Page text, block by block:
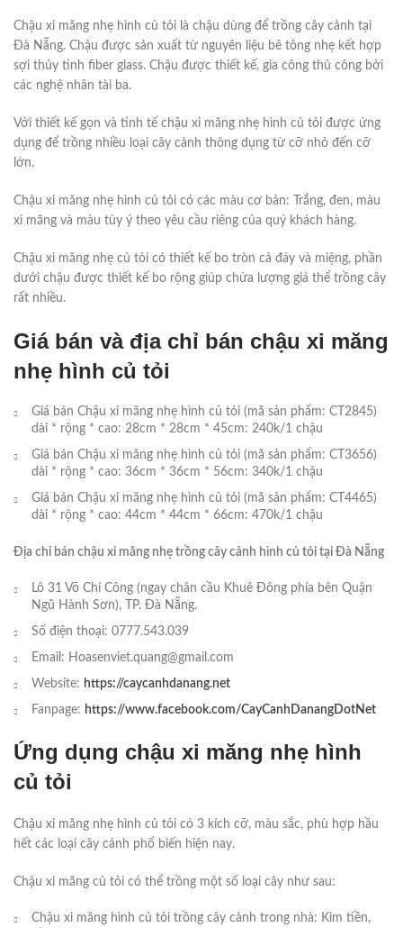
Chậu xi măng nhẹ hình củ tỏi là chậu dùng để trồng cây cảnh tại
Đà Nẵng. Chậu được sản xuất từ nguyên liệu bê tông nhẹ kết hợp
sợi thủy tinh fiber glass. Chậu được thiết kế, gia công thủ công bởi
các nghệ nhân tài ba.
Với thiết kế gọn và tinh tế chậu xi măng nhẹ hình củ tỏi được ứng
dụng để trồng nhiều loại cây cảnh thông dụng từ cỡ nhỏ đến cỡ
lớn.
Chậu xi măng nhẹ hình củ tỏi có các màu cơ bản: Trắng, đen, màu
xi măng và màu tùy ý theo yêu cầu riêng của quý khách hàng.
Chậu xi măng nhẹ củ tỏi có thiết kế bo tròn cả đáy và miệng, phần
dưới chậu được thiết kế bo rộng giúp chứa lượng giá thể trồng cây
rất nhiều.
Giá bán và địa chỉ bán chậu xi măng
nhẹ hình củ tỏi
Giá bán Chậu xi măng nhẹ hình củ tỏi (mã sản phẩm: CT2845)
dài * rộng * cao: 28cm * 28cm * 45cm: 240k/1 chậu
Giá bán Chậu xi măng nhẹ hình củ tỏi (mã sản phẩm: CT3656)
dài * rộng * cao: 36cm * 36cm * 56cm: 340k/1 chậu
Giá bán Chậu xi măng nhẹ hình củ tỏi (mã sản phẩm: CT4465)
dài * rộng * cao: 44cm * 44cm * 66cm: 470k/1 chậu
Địa chỉ bán chậu xi măng nhẹ trồng cây cảnh hình củ tỏi tại Đà Nẵng
Lô 31 Võ Chí Công (ngay chân cầu Khuê Đông phía bên Quận
Ngũ Hành Sơn), TP. Đà Nẵng.
Số điện thoại: 0777.543.039
Email: Hoasenviet.quang@gmail.com
Website: https://caycanhdanang.net
Fanpage: https://www.facebook.com/CayCanhDanangDotNet
Ứng dụng chậu xi măng nhẹ hình
củ tỏi
Chậu xi măng nhẹ hình củ tỏi có 3 kích cỡ, màu sắc, phù hợp hầu
hết các loại cây cảnh phổ biến hiện nay.
Chậu xi măng củ tỏi có thể trồng một số loại cây như sau:
Chậu xi măng hình củ tỏi trồng cây cảnh trong nhà: Kim tiền,